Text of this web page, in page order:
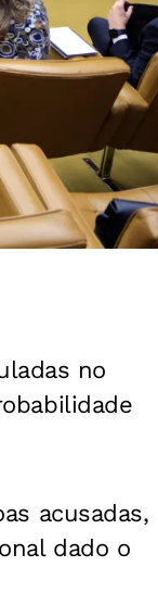
no
acusadas,
dado o